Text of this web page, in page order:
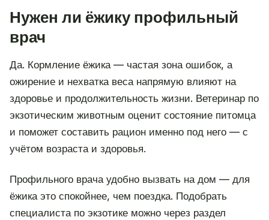
Нужен ли ёжику профильный
врач
Да. Кормление ёжика — частая зона ошибок, а
ожирение и нехватка веса напрямую влияют на
здоровье и продолжительность жизни. Ветеринар по
экзотическим животным оценит состояние питомца
и поможет составить рацион именно под него — с
учётом возраста и здоровья.
Профильного врача удобно вызвать на дом — для
ёжика это спокойнее, чем поездка. Подобрать
специалиста по экзотике можно через раздел